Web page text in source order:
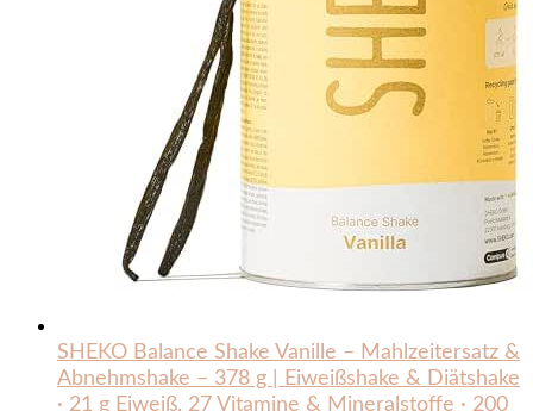
SHEKO Balance Shake Vanille – Mahlzeitersatz &
Abnehmshake – 378 g | Eiweißshake & Diätshake
· 21 g Eiweiß, 27 Vitamine & Mineralstoffe · 200